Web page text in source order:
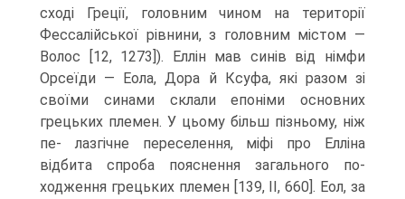
сході Греції, головним чином на території
Фессалійської рівнини, з головним містом —
Волос [12, 1273]). Еллін мав синів від німфи
Орсеїди — Еола, Дора й Ксуфа, які разом зі
своїми сина­ми склали епоніми основних
грецьких племен. У цьому більш пізньому, ніж
пе- лазгічне переселення, міфі про Елліна
відбита спроба пояснення загального по­
ходження грецьких племен [139, II, 660]. Еол, за